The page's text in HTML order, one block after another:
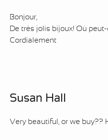
Bonjour,
De très jolis bijoux! Où
Cordialement
Susan Hall
Very beautiful, or we buy??